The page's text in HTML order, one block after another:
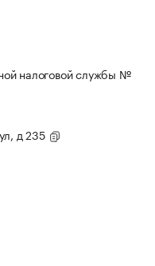
налоговой службы №
д 235